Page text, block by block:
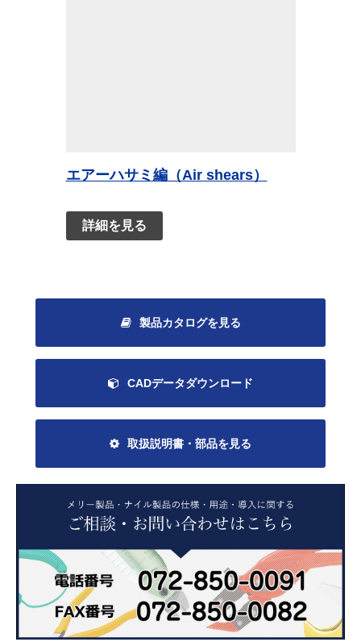
エアーハサミ編（Air shears）
詳細を見る
製品カタログを見る
CADデータダウンロード
取扱説明書・部品を見る